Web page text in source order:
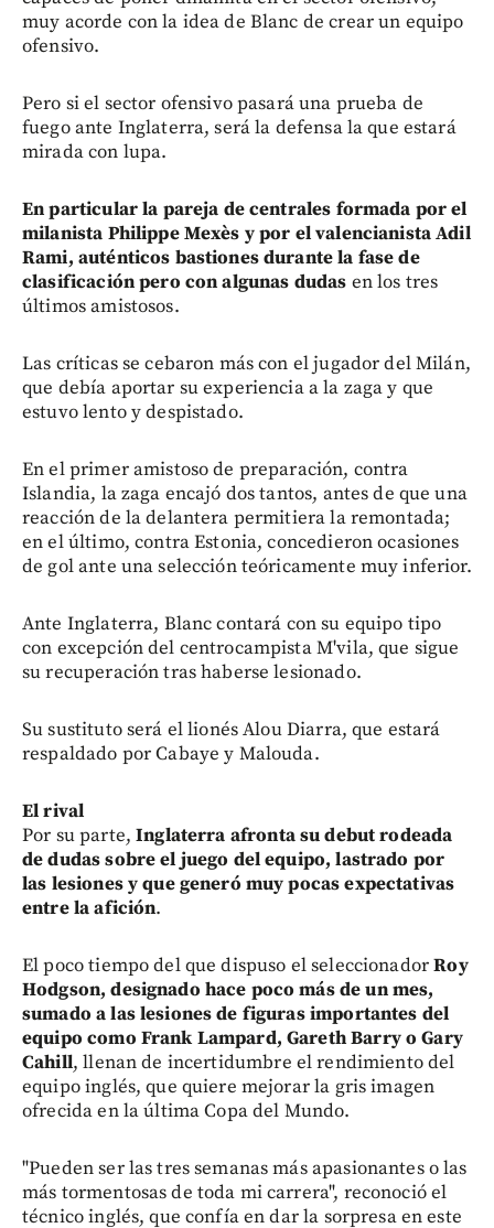
muy acorde con la idea de Blanc de crear un equipo
ofensivo.
Pero si el sector ofensivo pasará una prueba de
fuego ante Inglaterra, será la defensa la que estará
mirada con lupa.
En particular la pareja de centrales formada por el
milanista Philippe Mexès y por el valencianista Adil
Rami, auténticos bastiones durante la fase de
clasificación pero con algunas dudas en los tres
últimos amistosos.
Las críticas se cebaron más con el jugador del Milán,
que debía aportar su experiencia a la zaga y que
estuvo lento y despistado.
En el primer amistoso de preparación, contra
Islandia, la zaga encajó dos tantos, antes de que una
reacción de la delantera permitiera la remontada;
en el último, contra Estonia, concedieron ocasiones
de gol ante una selección teóricamente muy inferior.
Ante Inglaterra, Blanc contará con su equipo tipo
con excepción del centrocampista M'vila, que sigue
su recuperación tras haberse lesionado.
Su sustituto será el lionés Alou Diarra, que estará
respaldado por Cabaye y Malouda.
El rival
Por su parte,Inglaterra afronta su debut rodeada
de dudas sobre el juego del equipo, lastrado por
las lesiones y que generó muy pocas expectativas
entre la afición.
El poco tiempo del que dispuso el seleccionadorRoy
Hodgson, designado hace poco más de un mes,
sumado a las lesiones de figuras importantes del
equipo como Frank Lampard, Gareth Barry o Gary
Cahill, llenan de incertidumbre el rendimiento del
equipo inglés, que quiere mejorar la gris imagen
ofrecida en la última Copa del Mundo.
"Pueden ser las tres semanas más apasionantes o las
más tormentosas de toda mi carrera", reconoció el
técnico inglés, que confía en dar la sorpresa en este